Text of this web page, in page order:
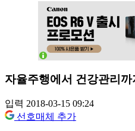
자율주행에서 건강관리까
입력 2018-03-15 09:24
선호매체 추가